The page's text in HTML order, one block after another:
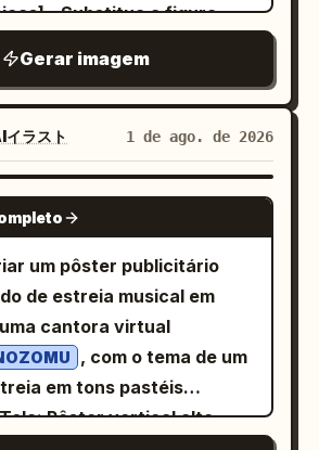
enquanto um fofo pássaro
um galho próximo.
sublegenda “The smoke
It builds up… and
the biggest sneeze ever!”
up extremo do rosto do
arregalados, espiral de
da narina, prestes a
Surprise” com sublegenda
Instead of fire, a HUGE
flames explodes out!”
lateral do dragão
Ilustração vetorial estilo
camadas, pequena
granulação de serigrafia,
ser preto.
Library card (library card)
Countable noun (a countable
form: libraries (plural:
e acolhedora de uma
de biblioteca. Mostre
dois livros
de um bibliotecário,
estantes e um
Mantenha as
amigáveis, mas
- Substitua a figura
esquema de cores e
únicas do personagem. -
símbolos, adereços,
de mundo do Rider-Waite.
- Projete o fundo de
de acordo com o
carta. - Ilustração de
alta definição. - Design
Art Nouveau e
- Proporção vertical 2:3.
mostrando a carta inteira.
- Moldura decorativa
- Numerais romanos no
Gerar imagem
ラスト 1 de ago. de 2026
GPT IMAGE 2
um pôster publicitário
de estreia musical em
cantora virtual
, com o tema de um
em tons pastéis